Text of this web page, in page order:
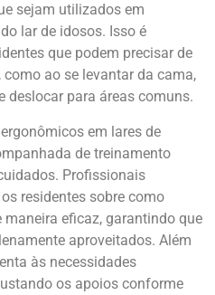
sejam utilizados em
lar de idosos. Isso é
que podem precisar de
ao se levantar da cama,
deslocar para áreas comuns.
em lares de
de treinamento
Profissionais
residentes sobre como
eficaz, garantindo que
aproveitados. Além
às necessidades
os apoios conforme